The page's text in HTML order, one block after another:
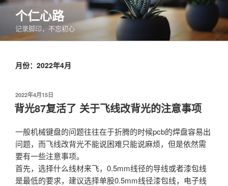
跳
容
个仁心路
记录脚印，不忘初心
月份：2022年4月
发
布
于
2022年4月15日
背光87复活了 关于飞线改背光的注意事项
一般机械键盘的问题往往在于折腾的时候pcb的焊盘容易出
问题，而飞线改背光不能说困难只能说麻烦，但是依然需
要有一些注意事项。
首先，选择什么线材来飞，0.5mm线径的导线或者漆包线
是最低的要求，建议选择单股0.5mm线径漆包线，电子线